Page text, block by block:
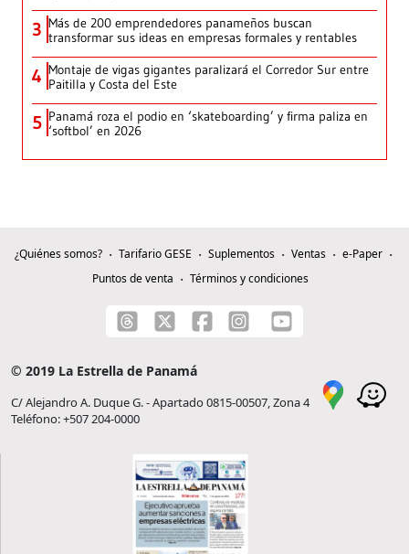
3 Más de 200 emprendedores panameños buscan
transformar sus ideas en empresas formales y rentables
4 Montaje de vigas gigantes paralizará el Corredor Sur entre
Paitilla y Costa del Este
5 Panamá roza el podio en ‘skateboarding’ y firma paliza en
‘softbol’ en 2026
¿Quiénes somos? Tarifario GESE Suplementos Ventas
e-Paper
Puntos de venta
Términos y condiciones
© 2019 La Estrella de Panamá
C/ Alejandro A. Duque G. - Apartado 0815-00507, Zona 4
Teléfono: +507 204-0000